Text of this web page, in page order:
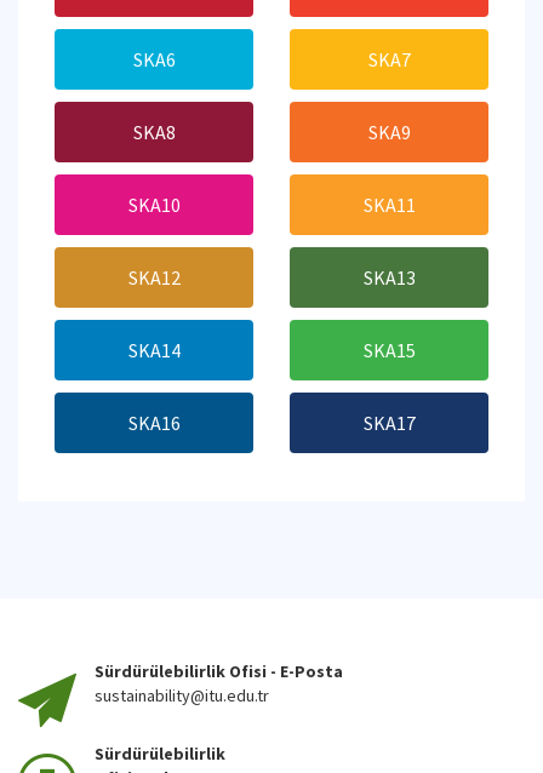
SKA6 SKA7
SKA8 SKA9
SKA10 SKA11
SKA12 SKA13
SKA14 SKA15
SKA16 SKA17
Sürdürülebilirlik Ofisi - E-Posta
sustainability@itu.edu.tr
Sürdürülebilirlik